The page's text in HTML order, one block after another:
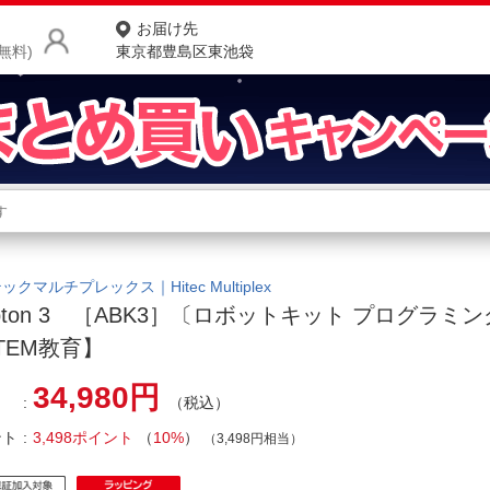
料)
お届け先
東京都豊島区東池袋
商品をさがす
ランキングからさがす
カテゴリ一覧からさがす
お客様サポート
クマルチプレックス｜Hitec Multiplex
3 ［ABK3］〔ロボットキット プログラミン
教育】
34,980円
（税込）
3,498ポイント （10%） （3,498円相当）